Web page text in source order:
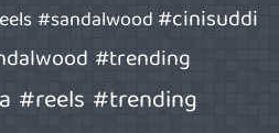
#sandalwood#cinisuddi
#trending
#reels #trending